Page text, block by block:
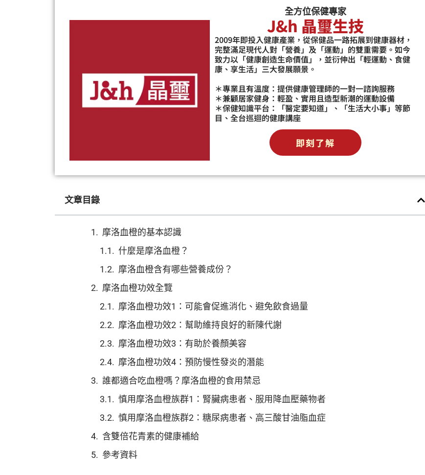
全方位保健專家
J&h 晶璽生技
2009年即投入健康產業，從保健品一路拓展到健康器材，
完整滿足現代人對「營養」及「運動」的雙重需要。如今
致力以「健康創造生命價值」，並衍伸出「輕運動、食健
康、享生活」三大發展願景。
＊專業且有溫度：提供健康管理師的一對一諮詢服務
＊兼顧居家健身：輕盈、實用且造型新潮的運動設備
＊保健知識平台：「醫定要知道」、「生活大小事」等節
目、全台巡迴的健康講座
即刻了解
文章目錄
摩洛血橙的基本認識
什麼是摩洛血橙？
摩洛血橙含有哪些營養成份？
摩洛血橙功效全覽
摩洛血橙功效1：可能會促進消化、避免飲食過量
摩洛血橙功效2：幫助維持良好的新陳代謝
摩洛血橙功效3：有助於養顏美容
摩洛血橙功效4：預防慢性發炎的潛能
誰都適合吃血橙嗎？摩洛血橙的食用禁忌
慎用摩洛血橙族群1：腎臟病患者、服用降血壓藥物者
慎用摩洛血橙族群2：糖尿病患者、高三酸甘油脂血症
含雙倍花青素的健康補給
參考資料